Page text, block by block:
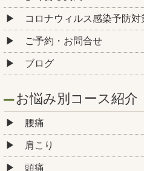
コロナウィルス感染予防対
ご予約・お問合せ
ブログ
お悩み別コース紹介
腰痛
肩こり
頭痛